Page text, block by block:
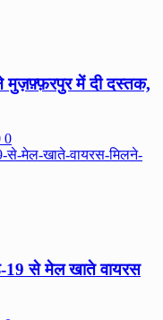
मुज़फ़्फ़रपुर में दी दस्तक,
0
19 से मेल खाते वायरस